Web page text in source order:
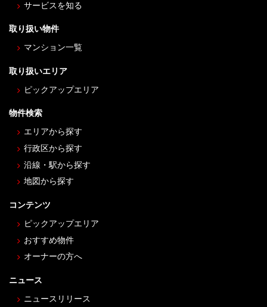
サービスを知る
取り扱い物件
マンション一覧
取り扱いエリア
ピックアップエリア
物件検索
エリアから探す
行政区から探す
沿線・駅から探す
地図から探す
コンテンツ
ピックアップエリア
おすすめ物件
オーナーの方へ
ニュース
ニュースリリース